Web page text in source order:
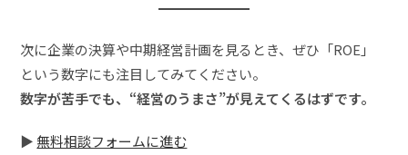
次に企業の決算や中期経営計画を見るとき、ぜひ「ROE」
という数字にも注目してみてください。
数字が苦手でも、“経営のうまさ”が見えてくるはずです。
▶ 無料相談フォームに進む